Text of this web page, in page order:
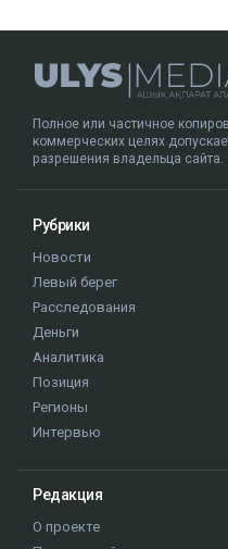
Полное или частичное
коммерческих целях
разрешения владельца сайта.
Рубрики
Новости
Левый берег
Расследования
Деньги
Аналитика
Позиция
Регионы
Интервью
Редакция
О проекте